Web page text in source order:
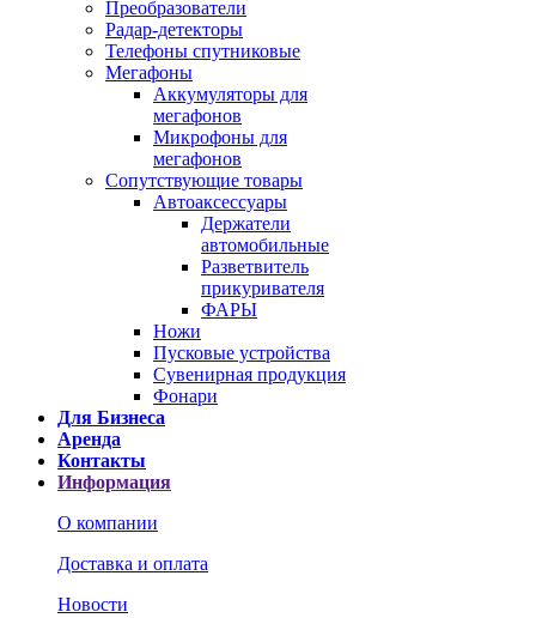
Преобразователи
Радар-детекторы
Телефоны спутниковые
Мегафоны
Аккумуляторы для
мегафонов
Микрофоны для
мегафонов
Сопутствующие товары
Автоаксессуары
Держатели
автомобильные
Разветвитель
прикуривателя
ФАРЫ
Ножи
Пусковые устройства
Сувенирная продукция
Фонари
Для Бизнеса
Аренда
Контакты
Информация
О компании
Доставка и оплата
Новости